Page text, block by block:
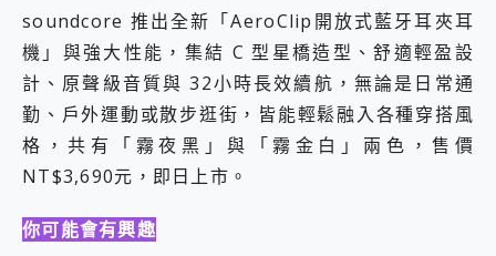
超好用的 PLAUD NotePin AI 智慧錄音膠囊~ 您的AI 秘書已上線 每月免費送你 300分鐘轉寫
COMPUTEX 2025 來囉！AGI亞奇雷 AI・Gaming・創作儲存方案登場，趕快來AGI亞奇雷挑戰任務抽 PS5！
自帶線的 有線無線都能充 ONPRO MagReact M5 10000mAh 5合1 磁吸無線急速行動電源 開箱 評測
飛利浦 JS7310 ⚡【電急便｜行動儲能救車電源】 可靠的旅行夥伴！帶給您優異的安全性與強大供電效能
是螢幕也是電視! 一機超多用途「MSI微星 Modern MD272UPSW 27型」 4K IPS 輕薄商用智慧聯網螢幕 開箱 評測
您的專屬AI 助手 Yoga Slim 7 Aura Edition 觸控AI筆電 開箱 評測
soundcore 推出全新「AeroClip開放式藍牙耳夾耳
機」與強大性能，集結 C 型星橋造型、舒適輕盈設
計、原聲級音質與 32小時長效續航，無論是日常通
勤、戶外運動或散步逛街，皆能輕鬆融入各種穿搭風
格，共有「霧夜黑」與「霧金白」兩色，售價
NT$3,690元，即日上市。
你可能會有興趣